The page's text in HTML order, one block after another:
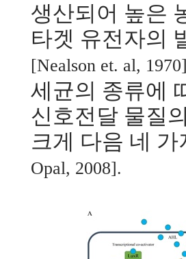
생산되어 높은
타겟 유전자의
[Nealson et. al,
세균의 종류에
신호전달 물질
크게 다음 네
Opal, 2008].